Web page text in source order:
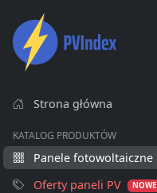
Strona główna
KATALOG PRODUKTÓW
Panele fotowoltaiczne
Oferty paneli PV
NOWE